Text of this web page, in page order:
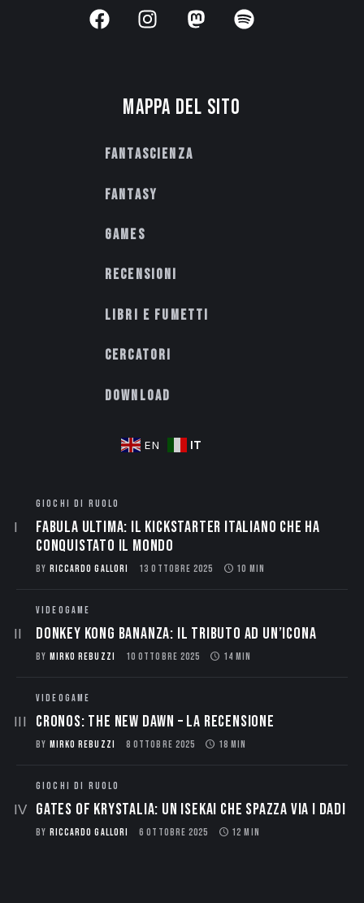
Mappa del sito
Fantascienza
Fantasy
Games
Recensioni
Libri e fumetti
Cercatori
Download
EN IT
GIOCHI DI RUOLO
Fabula Ultima: il Kickstarter italiano che ha
conquistato il mondo
BY RICCARDO GALLORI 13 OTTOBRE 2025 10 MIN
VIDEOGAME
Donkey Kong Bananza: Il Tributo ad un’Icona
BY MIRKO REBUZZI 10 OTTOBRE 2025 14 MIN
VIDEOGAME
CRONOS: THE NEW DAWN – La Recensione
BY MIRKO REBUZZI 8 OTTOBRE 2025 18 MIN
GIOCHI DI RUOLO
Gates of Krystalia: Un Isekai che spazza via i dadi
BY RICCARDO GALLORI 6 OTTOBRE 2025 12 MIN